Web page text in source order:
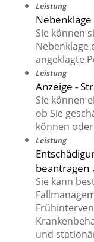
Leistung
Sie können
Nebenklage
angeklagte
Leistung
Anzeige -
Sie können
ob Sie
können
Leistung
beantragen
Sie kann
und